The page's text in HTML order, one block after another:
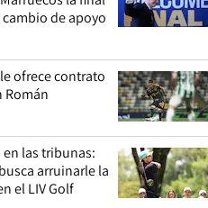
de apoyo
ofrece contrato
Román
las tribunas:
arruinarle la
el LIV Golf